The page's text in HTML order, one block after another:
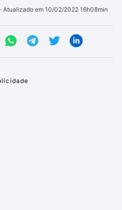
· Atualizado em 10/02/2022 16h08min